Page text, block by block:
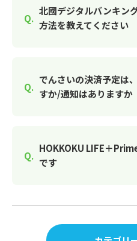
北國デジタルバンキン
方法を教えてください
でんさいの決済予定は
すか/通知はありますか
HOKKOKU LIFE＋
です